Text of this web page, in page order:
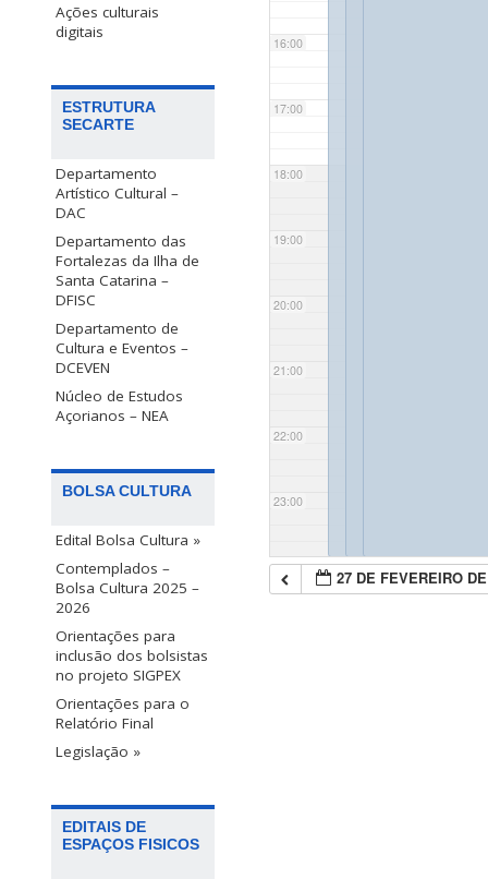
Ações culturais
digitais
ESTRUTURA
SECARTE
Departamento
Artístico Cultural –
DAC
Departamento das
Fortalezas da Ilha de
Santa Catarina –
DFISC
Departamento de
Cultura e Eventos –
DCEVEN
Núcleo de Estudos
Açorianos – NEA
BOLSA CULTURA
Edital Bolsa Cultura »
Contemplados –
Bolsa Cultura 2025 –
2026
Orientações para
inclusão dos bolsistas
no projeto SIGPEX
Orientações para o
Relatório Final
Legislação »
EDITAIS DE
ESPAÇOS FISICOS
16:00
17:00
18:00
19:00
20:00
21:00
22:00
23:00
27 DE FEVEREIRO